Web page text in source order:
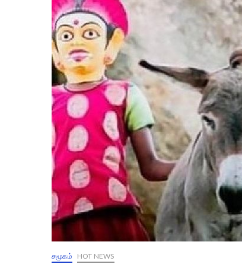
Field
Report
சமூகம் HOT NEWS